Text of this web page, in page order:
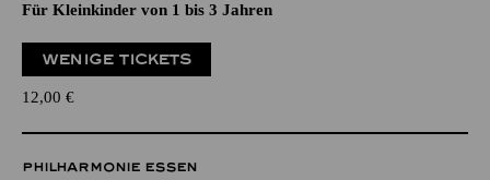
Für Kleinkinder von 1 bis 3 Jahren
WENIGE TICKETS
12,00 €
PHILHARMONIE ESSEN